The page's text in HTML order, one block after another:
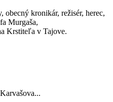
kronikár, režisér, herec,
Murgaša,
Krstiteľa v Tajove.